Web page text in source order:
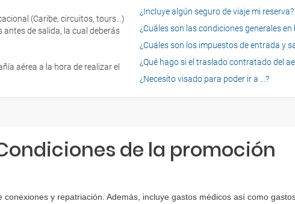
(Caribe, circuitos, tours...)
de salida, la cual deberás
aérea a la hora de realizar el
¿Incluye algún seguro de viaje mi reserva?
¿Cuáles son las condiciones generales en
¿Cuáles son los impuestos de entrada y
¿Qué hago si el traslado contratado del
¿Necesito visado para poder ir a ...?
de la promoción
y repatriación. Además, incluye gastos médicos así como